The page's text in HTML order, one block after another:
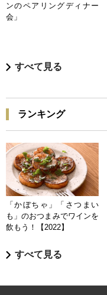
ンのペアリングディナー
会」
すべて見る
ランキング
「かぼちゃ」「さつまい
も」のおつまみでワインを
飲もう！【2022】
すべて見る